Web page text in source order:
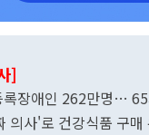
]
록장애인 262만명…
의사'로 건강식품 구